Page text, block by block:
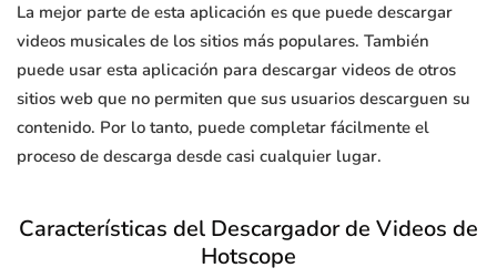
La mejor parte de esta aplicación es que puede descargar
videos musicales de los sitios más populares. También
puede usar esta aplicación para descargar videos de otros
sitios web que no permiten que sus usuarios descarguen su
contenido. Por lo tanto, puede completar fácilmente el
proceso de descarga desde casi cualquier lugar.
Características del Descargador de Videos de
Hotscope